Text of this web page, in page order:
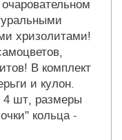
хризолитами!
В комплект
и кулон.
4 шт, размеры
кольца -